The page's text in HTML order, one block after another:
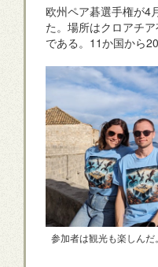
欧州ペア碁選手権が4
た。場所はクロアチ
である。11か国から
参加者は観光も楽しん